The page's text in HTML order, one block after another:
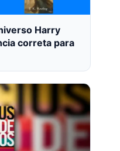
Harry
correta para